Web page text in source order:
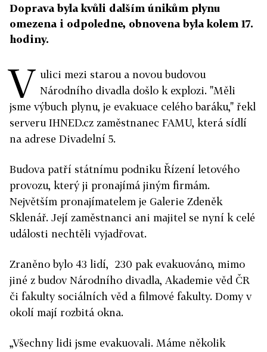
Doprava byla kvůli dalším únikům plynu
omezena i odpoledne, obnovena byla kolem 17.
hodiny.
V ulici mezi starou a novou budovou
Národního divadla došlo k explozi. "Měli
jsme výbuch plynu, je evakuace celého baráku," řekl
serveru IHNED.cz zaměstnanec FAMU, která sídlí
na adrese Divadelní 5.
Budova patří státnímu podniku Řízení letového
provozu, který ji pronajímá jiným firmám.
Největším pronajímatelem je Galerie Zdeněk
Sklenář. Její zaměstnanci ani majitel se nyní k celé
události nechtěli vyjadřovat.
Zraněno bylo 43 lidí, 230 pak evakuováno, mimo
jiné z budov Národního divadla, Akademie věd ČR
či fakulty sociálních věd a filmové fakulty. Domy v
okolí mají rozbitá okna.
„Všechny lidi jsme evakuovali. Máme několik